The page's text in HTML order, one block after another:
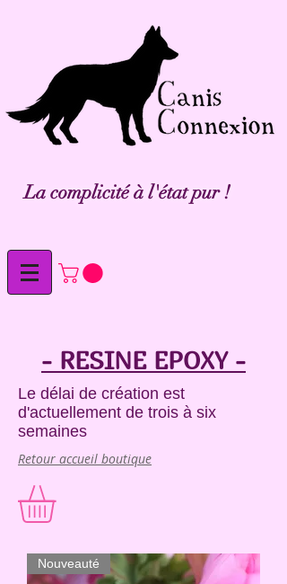
La complicité à l'état pur !
- RESINE EPOXY -
Le délai de création est
d'actuellement de trois à six
semaines
Retour accueil boutique
Nouveauté